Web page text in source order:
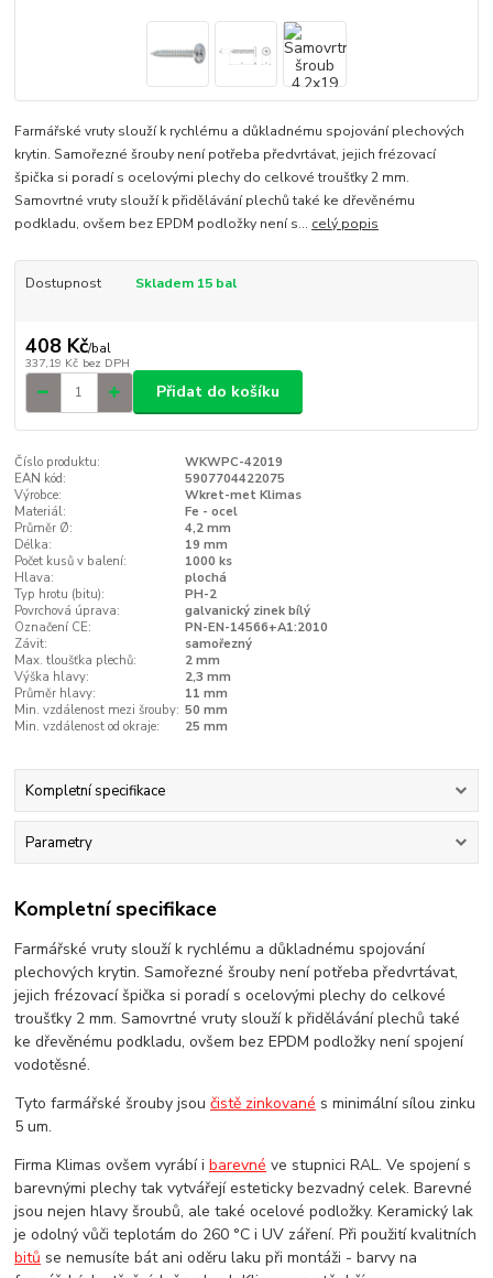
Farmářské vruty slouží k rychlému a důkladnému spojování plechových
krytin. Samořezné šrouby není potřeba předvrtávat, jejich frézovací
špička si poradí s ocelovými plechy do celkové troušťky 2 mm.
Samovrtné vruty slouží k přidělávání plechů také ke dřevěnému
podkladu, ovšem bez EPDM podložky není s... celý popis
Dostupnost Skladem 15 bal
408 Kč/bal
337,19 Kč bez DPH
Přidat do košíku
Číslo produktu:
WKWPC-42019
EAN kód:
5907704422075
Výrobce:
Wkret-met Klimas
Materiál:
Fe - ocel
Průměr Ø:
4,2 mm
Délka:
19 mm
Počet kusů v balení:
1000 ks
Hlava:
plochá
Typ hrotu (bitu):
PH-2
Povrchová úprava:
galvanický zinek bílý
Označení CE:
PN-EN-14566+A1:2010
Závit:
samořezný
Max. tloušťka plechů:
2 mm
Výška hlavy:
2,3 mm
Průměr hlavy:
11 mm
Min. vzdálenost mezi šrouby: 50 mm
Min. vzdálenost od okraje:
25 mm
Kompletní specifikace
Parametry
Kompletní specifikace
Farmářské vruty slouží k rychlému a důkladnému spojování
plechových krytin. Samořezné šrouby není potřeba předvrtávat,
jejich frézovací špička si poradí s ocelovými plechy do celkové
troušťky 2 mm. Samovrtné vruty slouží k přidělávání plechů také
ke dřevěnému podkladu, ovšem bez EPDM podložky není spojení
vodotěsné.
Tyto farmářské šrouby jsoučistě zinkované s minimální sílou zinku
5 um.
Firma Klimas ovšem vyrábí ibarevné ve stupnici RAL. Ve spojení s
barevnými plechy tak vytvářejí esteticky bezvadný celek. Barevné
jsou nejen hlavy šroubů, ale také ocelové podložky. Keramický lak
je odolný vůči teplotám do 260 °C i UV záření. Při použití kvalitních
bitů se nemusíte bát ani oděru laku při montáži - barvy na